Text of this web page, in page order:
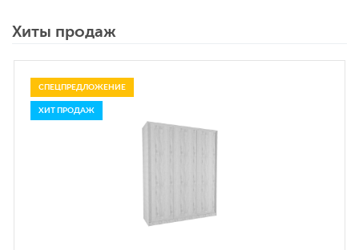
Хиты продаж
СПЕЦПРЕДЛОЖЕНИЕ
ХИТ ПРОДАЖ